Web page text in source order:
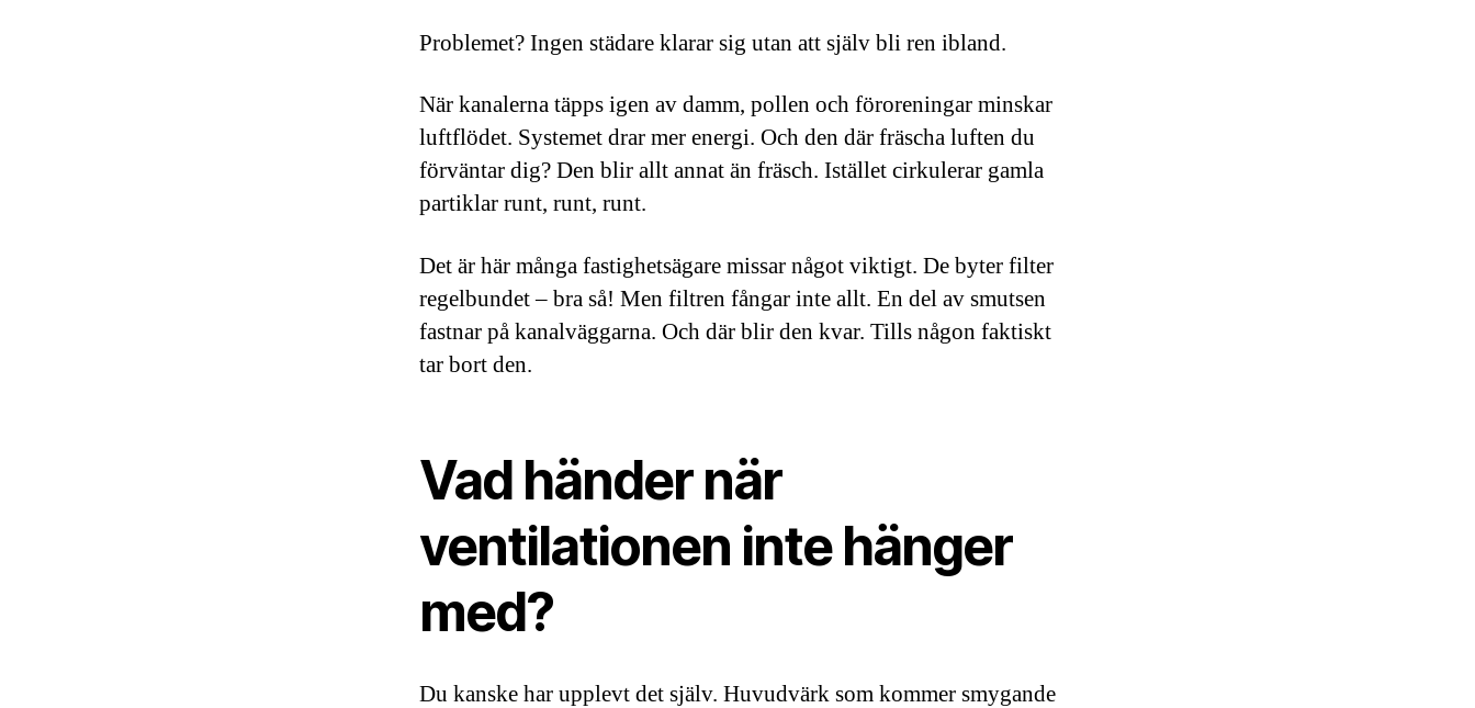
Problemet? Ingen städare klarar sig utan att själv bli ren ibland.
När kanalerna täpps igen av damm, pollen och föroreningar minskar
luftflödet. Systemet drar mer energi. Och den där fräscha luften du
förväntar dig? Den blir allt annat än fräsch. Istället cirkulerar gamla
partiklar runt, runt, runt.
Det är här många fastighetsägare missar något viktigt. De byter filter
regelbundet – bra så! Men filtren fångar inte allt. En del av smutsen
fastnar på kanalväggarna. Och där blir den kvar. Tills någon faktiskt
tar bort den.
Vad händer när
ventilationen inte hänger
med?
Du kanske har upplevt det själv. Huvudvärk som kommer smygande